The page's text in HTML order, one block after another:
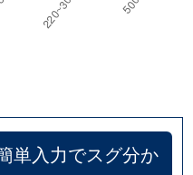
単入力でスグ分か